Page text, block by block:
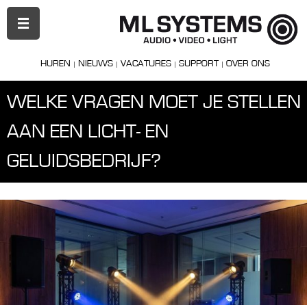
HUREN NIEUWS VACATURES SUPPORT OVER ONS
PRIMAIR
MENU
WELKE VRAGEN MOET JE STELLEN
AAN EEN LICHT- EN
GELUIDSBEDRIJF?